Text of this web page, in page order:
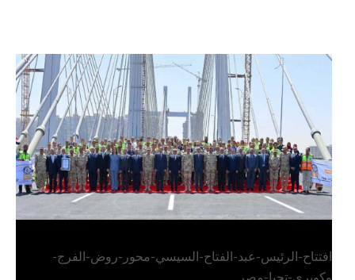
الرئيس عبد الفتاح السيسي يفتتح محور روض الفرج
وكوبري تحيا مصر
افتتاح-الرئيس-عبد-الفتاح-السيسي-محور-روض-الفرج-